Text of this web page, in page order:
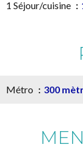
1 Séjour/cuisine
Métro 300